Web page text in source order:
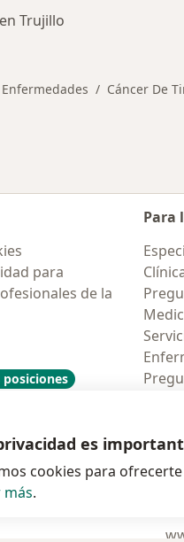
Trujillo
Enfermedades Cáncer De
para
de la
posiciones
Para
Polska
es
cookies para
más.